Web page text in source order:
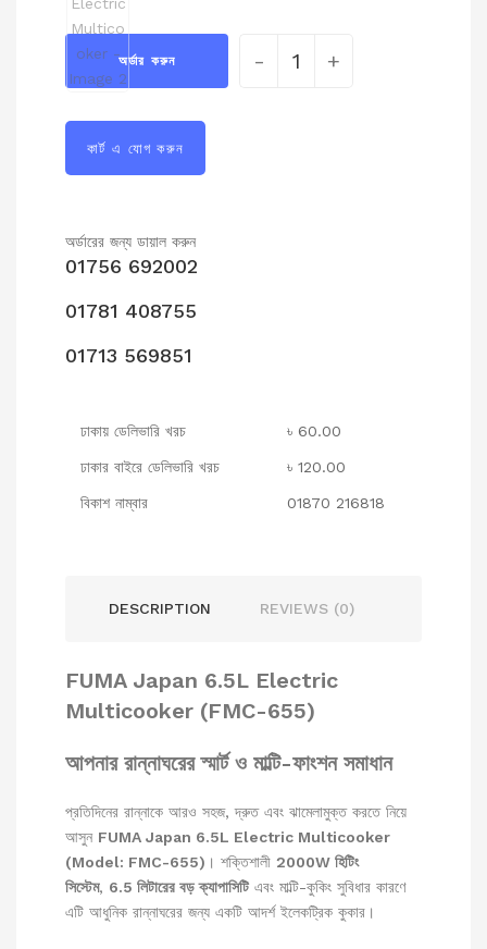
অর্ডার করুন - +
কার্ট এ যোগ করুন
অর্ডারের জন্য ডায়াল করুন
01756 692002
01781 408755
01713 569851
ঢাকায় ডেলিভারি খরচ ৳ 60.00
ঢাকার বাইরে ডেলিভারি খরচ ৳ 120.00
বিকাশ নাম্বার 01870 216818
DESCRIPTION REVIEWS (0)
FUMA Japan 6.5L Electric
Multicooker (FMC-655)
আপনার রান্নাঘরের স্মার্ট ও মাল্টি-ফাংশন সমাধান
প্রতিদিনের রান্নাকে আরও সহজ, দ্রুত এবং ঝামেলামুক্ত করতে নিয়ে
আসুন FUMA Japan 6.5L Electric Multicooker
(Model: FMC-655) । শক্তিশালী 2000W হিটিং
সিস্টেম, 6.5 লিটারের বড় ক্যাপাসিটি এবং মাল্টি-কুকিং সুবিধার কারণে
এটি আধুনিক রান্নাঘরের জন্য একটি আদর্শ ইলেকট্রিক কুকার।